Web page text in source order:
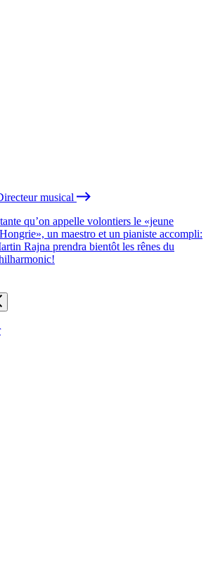
musical
qu’on appelle volontiers le «jeune
un maestro et un pianiste accompli:
Rajna prendra bientôt les rênes du